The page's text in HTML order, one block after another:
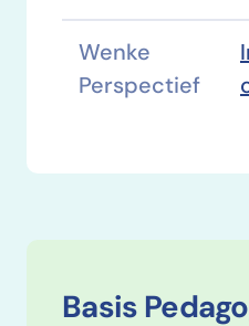
Wenke
Perspectief
Basis